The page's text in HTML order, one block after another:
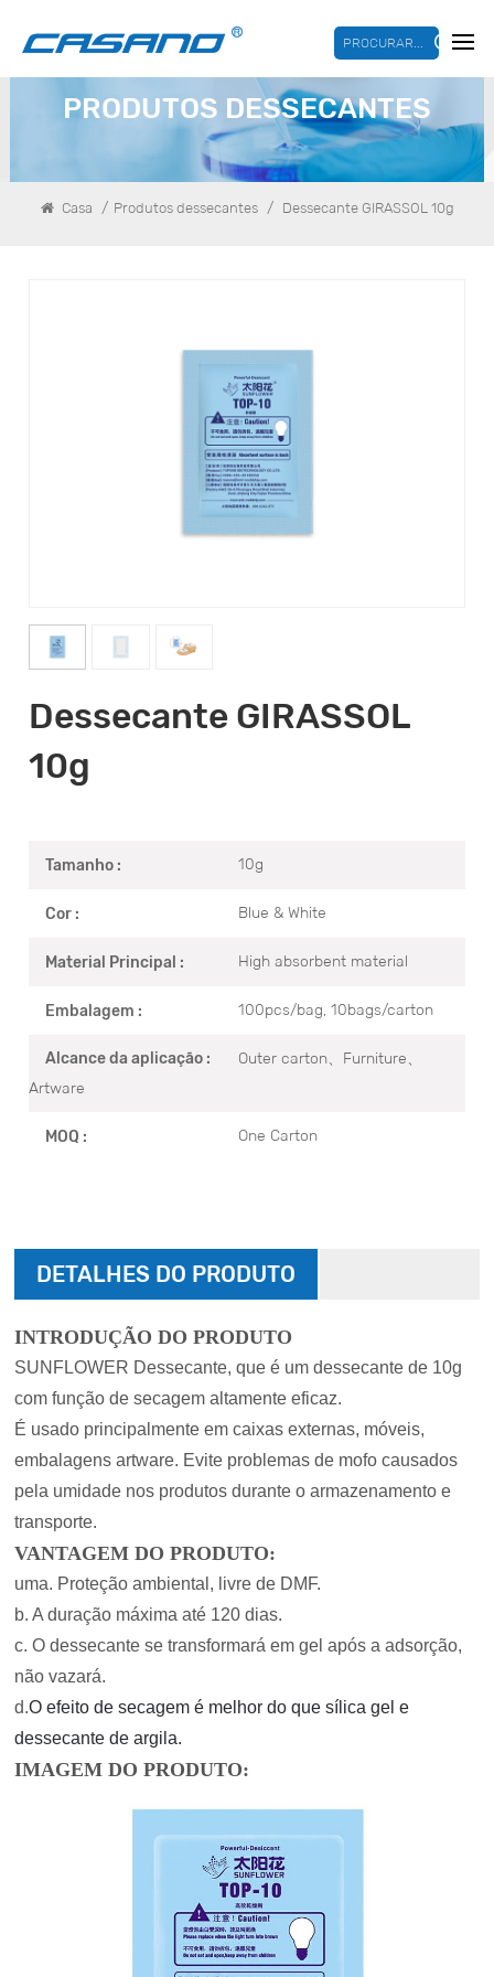
PROCURAR...
PRODUTOS DESSECANTES
Casa / Produtos dessecantes / Dessecante GIRASSOL 10g
Dessecante GIRASSOL
10g
Tamanho : 10g
Cor : Blue & White
Material Principal : High absorbent material
Embalagem : 100pcs/bag, 10bags/carton
Alcance da aplicação :
Outer carton、Furniture、
Artware
MOQ : One Carton
DETALHES DO PRODUTO
INTRODUÇÃO DO PRODUTO
SUNFLOWER Dessecante, que é um dessecante de 10g
com função de secagem altamente eficaz.
É usado principalmente em caixas externas, móveis,
embalagens artware. Evite problemas de mofo causados
pela umidade nos produtos durante o armazenamento e
transporte.
VANTAGEM DO PRODUTO:
uma. Proteção ambiental, livre de DMF.
b. A duração máxima até 120 dias.
c. O dessecante se transformará em gel após a adsorção,
não vazará.
d.O efeito de secagem é melhor do que sílica gel e
dessecante de argila.
IMAGEM DO PRODUTO: